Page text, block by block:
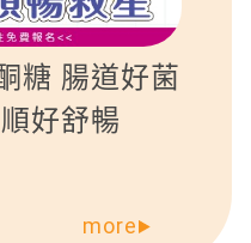
糖 腸道好菌
好舒暢
more